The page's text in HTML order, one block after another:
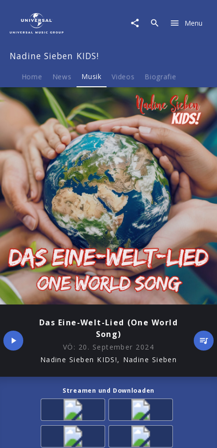
Welt-
Lied
(One
Menu
Nadine Sieben KIDS!
Home News Musik Videos Biografie
Das Eine-Welt-Lied (One World
Song)
VÖ: 20. September 2024
Nadine Sieben KIDS!, Nadine Sieben
Streamen und Downloaden